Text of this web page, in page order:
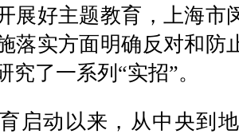
好主题教育，上海市
落实方面明确反对和防
究了一系列“实招”。
动以来，从中央到地